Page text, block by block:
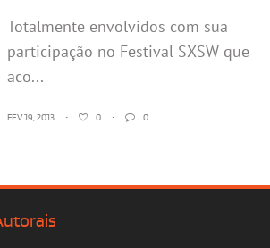
Totalmente envolvidos com sua
participação no Festival SXSW que
aco...
FEV 19, 2013 • 0 • 0